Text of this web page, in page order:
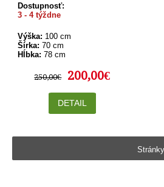
Dostupnosť:
3 - 4 týždne
Výška: 100 cm
Šírka: 70 cm
Hĺbka: 78 cm
250,00€ 200,00€
DETAIL